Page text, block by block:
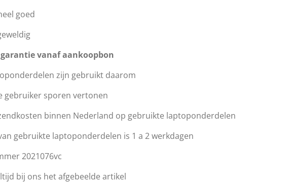
goed
vanaf aankoopbon
zijn gebruikt daarom
gebruiker sporen vertonen
binnen Nederland op gebruikte laptoponderdelen
gebruikte laptoponderdelen is 1 a 2 werkdagen
2021076vc
bij ons het afgebeelde artikel